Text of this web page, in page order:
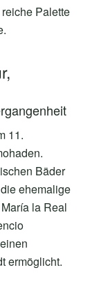
Palette
11.
Bäder
ehemalige
la Real
ermöglicht.